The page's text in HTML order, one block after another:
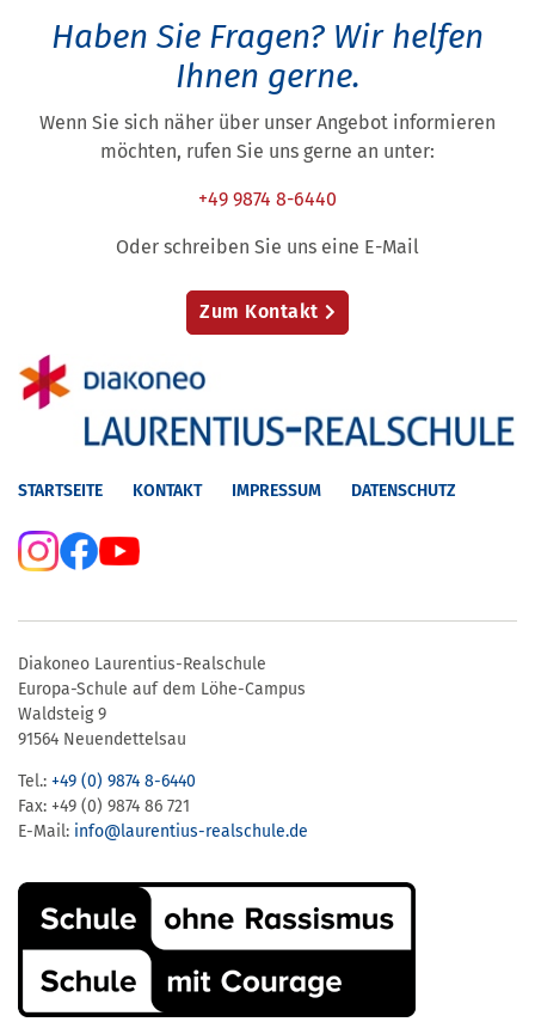
Haben Sie Fragen? Wir helfen
Ihnen gerne.
Wenn Sie sich näher über unser Angebot informieren
möchten, rufen Sie uns gerne an unter:
+49 9874 8-6440
Oder schreiben Sie uns eine E-Mail
Zum Kontakt
STARTSEITE KONTAKT IMPRESSUM DATENSCHUTZ
Diakoneo Laurentius-Realschule
Europa-Schule auf dem Löhe-Campus
Waldsteig 9
91564 Neuendettelsau
Tel.: +49 (0) 9874 8-6440
Fax: +49 (0) 9874 86 721
E-Mail: info@laurentius-realschule.de